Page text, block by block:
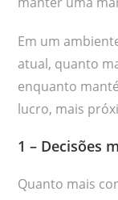
Em um
atual, quanto
enquanto
lucro, mais
1 – Decisões
Quanto mais